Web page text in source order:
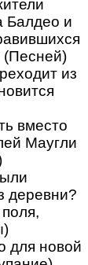
Балдео и
(Песней)
из
вместо
Маугли
деревни?
для новой